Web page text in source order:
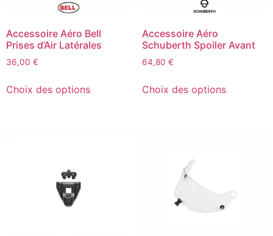
Accessoire Aéro Bell
Prises d’Air Latérales
36,00 €
Choix des options
Accessoire Aéro
Schuberth Spoiler Avant
64,80 €
Choix des options